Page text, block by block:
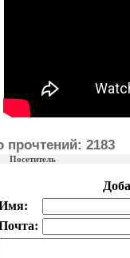
прочтений: 2183
Посетитель